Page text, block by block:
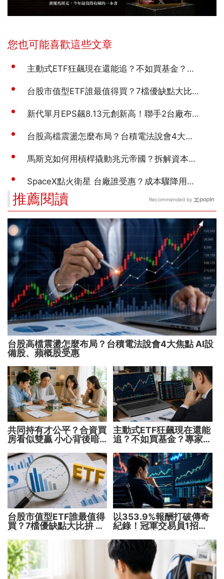
推薦閱讀
台股高檔震盪怎麼布局？台積電法說會4大焦點 AI設
備股、蘋概股受惠
共同持有才公平？合資買
房看似雙贏 小心背後暗
主動式ETF狂飆現在還能
追？不如買基金？專家親
台股市值型ETF誰最值得
買？7檔優缺點大比拚 找
以353.9%報酬打破傳奇
紀錄！冠軍交易員1招抓
Recommended by